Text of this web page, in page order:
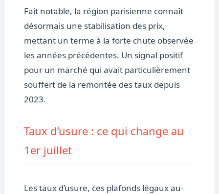
Fait notable, la région parisienne connaît
désormais une stabilisation des prix,
mettant un terme à la forte chute observée
les années précédentes. Un signal positif
pour un marché qui avait particulièrement
souffert de la remontée des taux depuis
2023.
Taux d’usure : ce qui change au
1er juillet
Les taux d’usure, ces plafonds légaux au-